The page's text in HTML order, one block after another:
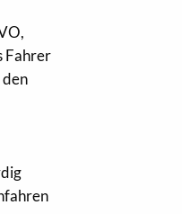
Fahrer